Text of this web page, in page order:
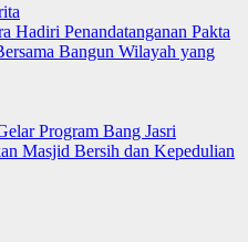
Hadiri Penandatanganan Pakta
Bangun Wilayah yang
Program Bang Jasri
Masjid Bersih dan Kepedulian